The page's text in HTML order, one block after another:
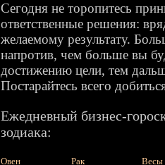
Сегодня не торопитесь
ответственные решения:
желаемому результату.
напротив, чем больше вы
достижению цели, тем
Постарайтесь всего
Ежедневный бизнес-
зодиака:
Овен
Рак
Весы